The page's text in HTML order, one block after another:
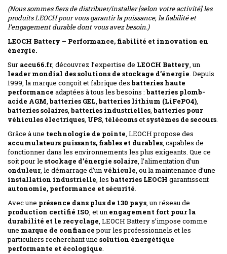
(Nous sommes fiers de distribuer/installer [selon votre activité] les
produits LEOCH pour vous garantir la puissance, la fiabilité et
l’engagement durable dont vous avez besoin.)
LEOCH Battery – Performance, fiabilité et innovation en
énergie.
Sur accu66.fr, découvrez l’expertise de LEOCH Battery, un
leader mondial des solutions de stockage d’énergie. Depuis
1999, la marque conçoit et fabrique des batteries haute
performance adaptées à tous les besoins : batteries plomb-
acide AGM, batteries GEL, batteries lithium (LiFePO4),
batteries solaires, batteries industrielles, batteries pour
véhicules électriques, UPS, télécomsetsystèmes de secours.
Grâce à une technologie de pointe, LEOCH propose des
accumulateurs puissants, fiables et durables, capables de
fonctionner dans les environnements les plus exigeants. Que ce
soit pour le stockage d’énergie solaire, l’alimentation d’un
onduleur, le démarrage d’un véhicule, ou la maintenance d’une
installation industrielle, les batteries LEOCH garantissent
autonomie, performance et sécurité.
Avec une présence dans plus de 130 pays, un réseau de
production certifié ISO, et un engagement fort pour la
durabilité et le recyclage, LEOCH Battery s’impose comme
une marque de confiancepour les professionnels et les
particuliers recherchant une solution énergétique
performante et écologique.